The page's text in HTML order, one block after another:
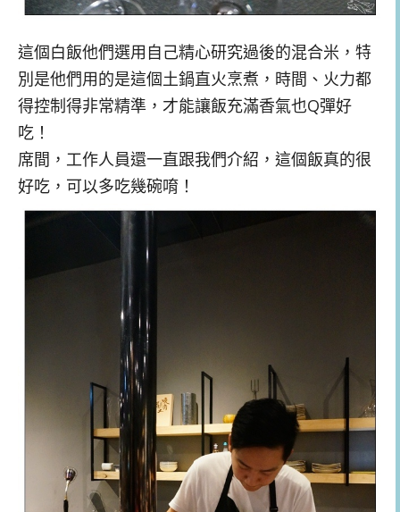
這個白飯他們選用自己精心研究過後的混合米，特
別是他們用的是這個土鍋直火烹煮，時間、火力都
得控制得非常精準，才能讓飯充滿香氣也Q彈好
吃！
席間，工作人員還一直跟我們介紹，這個飯真的很
好吃，可以多吃幾碗唷！